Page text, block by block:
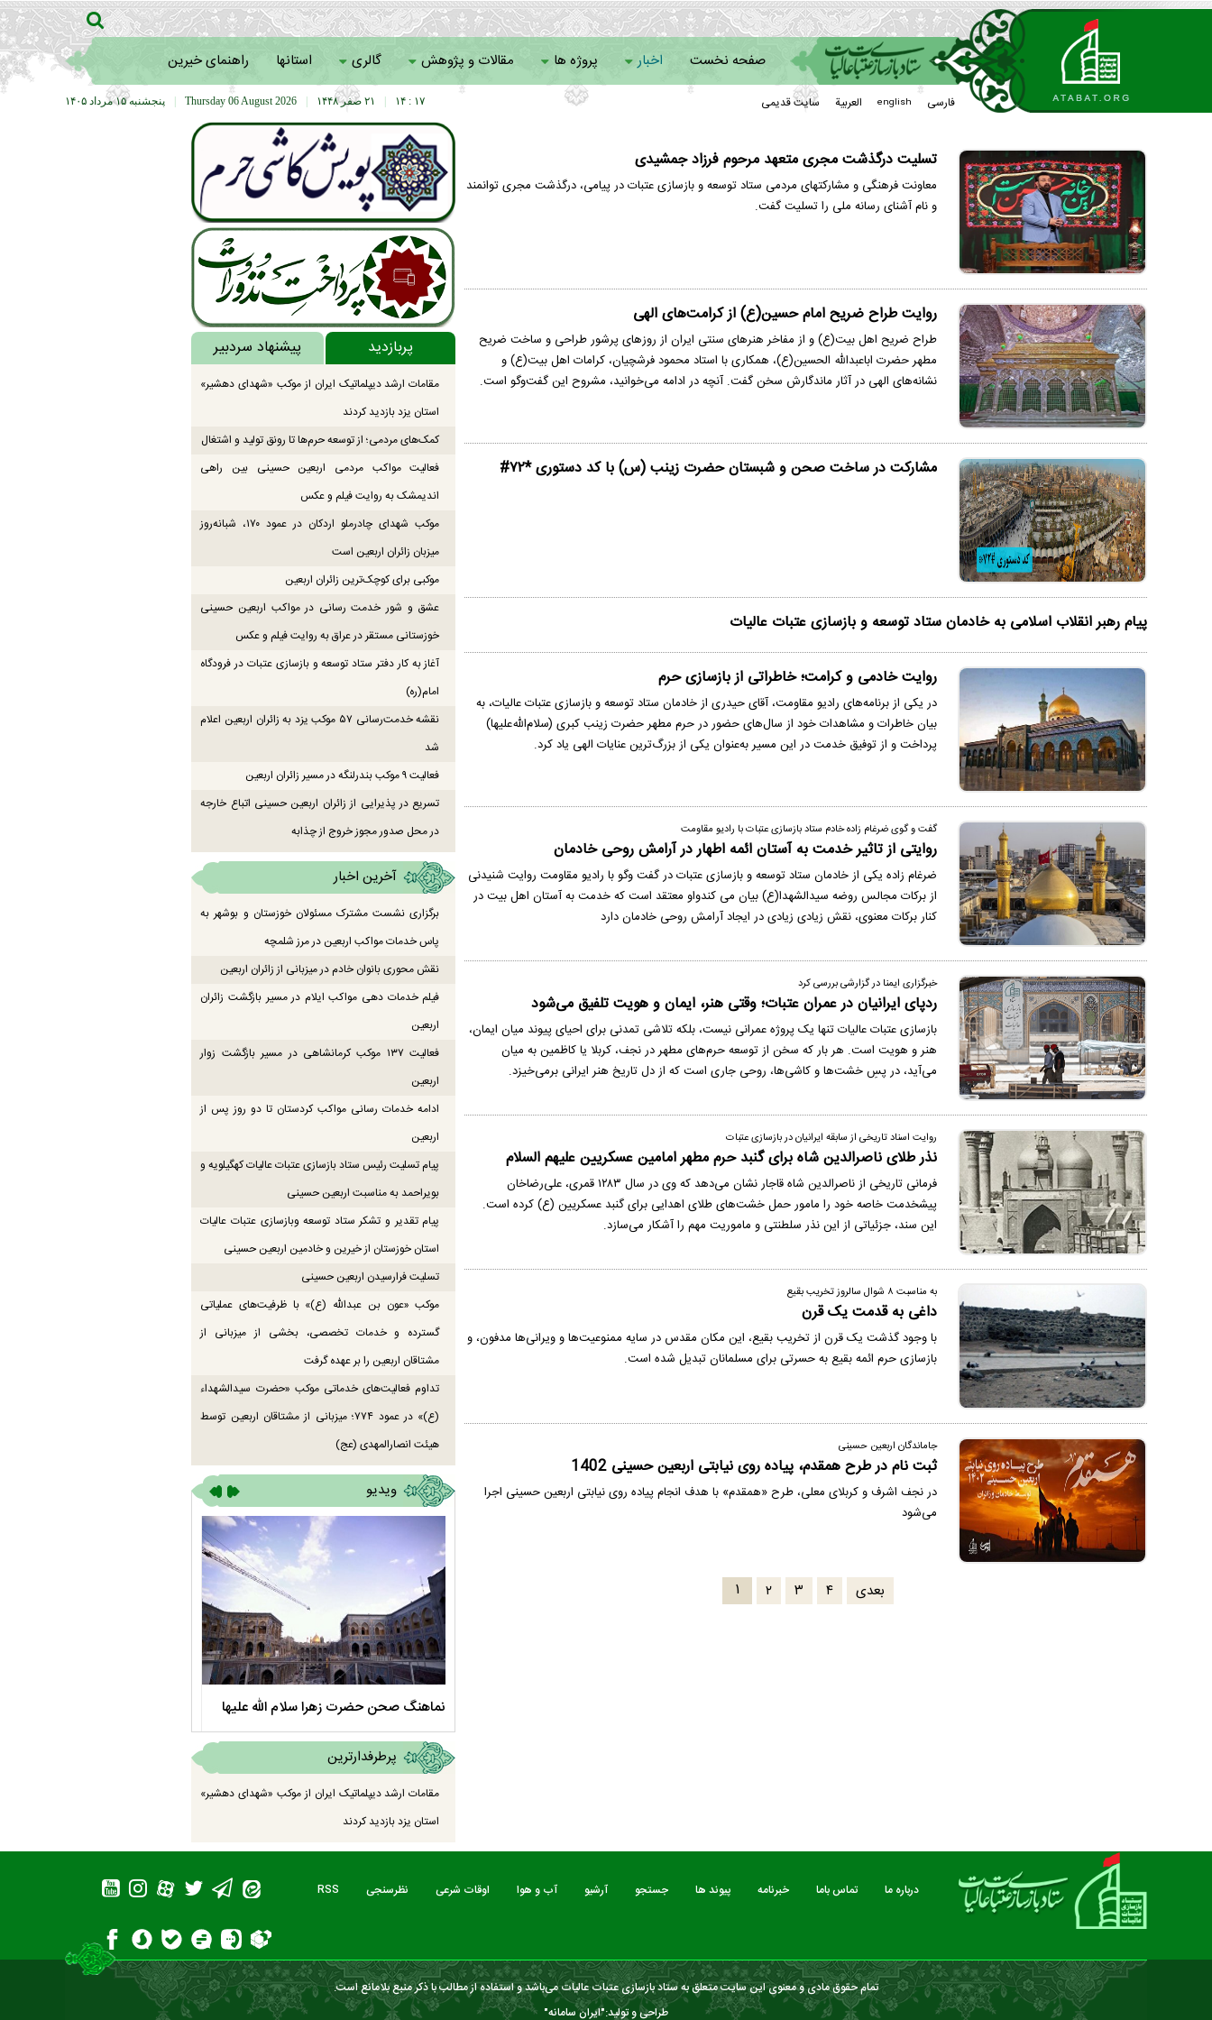
صفحه نخست اخبار پروژه ها مقالات و پژوهش گالری استانها راهنمای خیرین
سامانه خادمان فارسی english العربیة سایت قدیمی پنجشنبه ۱۵ مرداد ۱۴۰۵ Thursday 06 August 2026 ۲۱ صفر ۱۴۴۸ ۱۷ : ۱۴
تسلیت درگذشت مجری متعهد مرحوم فرزاد جمشیدی
معاونت فرهنگی و مشارکتهای مردمی ستاد توسعه و بازسازی عتبات در پیامی، درگذشت مجری توانمند
و نام آشنای رسانه ملی را تسلیت گفت.
روایت طراح ضریح امام حسین(ع) از کرامت‌های الهی
طراح ضریح اهل بیت(ع) و از مفاخر هنرهای سنتی ایران از روزهای پرشور طراحی و ساخت ضریح
مطهر حضرت اباعبدالله الحسین(ع)، همکاری با استاد محمود فرشچیان، کرامات اهل بیت(ع) و
نشانه‌های الهی در آثار ماندگارش سخن گفت. آنچه در ادامه می‌خوانید، مشروح این گفت‌وگو است.
مشارکت در ساخت صحن و شبستان حضرت زینب (س) با کد دستوری *۷۲#
پیام رهبر انقلاب اسلامی به خادمان ستاد توسعه و بازسازی عتبات عالیات
روایت خادمی و کرامت؛ خاطراتی از بازسازی حرم
در یکی از برنامه‌های رادیو مقاومت، آقای حیدری از خادمان ستاد توسعه و بازسازی عتبات عالیات، به
بیان خاطرات و مشاهدات خود از سال‌های حضور در حرم مطهر حضرت زینب کبری (سلام‌الله‌علیها)
پرداخت و از توفیق خدمت در این مسیر به‌عنوان یکی از بزرگ‌ترین عنایات الهی یاد کرد.
گفت و گوی ضرغام زاده خادم ستاد بازسازی عتبات با رادیو مقاومت
روایتی از تاثیر خدمت به آستان ائمه اطهار در آرامش روحی خادمان
ضرغام زاده یکی از خادمان ستاد توسعه و بازسازی عتبات در گفت وگو با رادیو مقاومت روایت شنیدنی
از برکات مجالس روضه سیدالشهدا(ع) بیان می کندواو معتقد است که خدمت به آستان اهل بیت در
کنار برکات معنوی، نقش زیادی زیادی در ایجاد آرامش روحی خادمان دارد
خبرگزاری ایمنا در گزارشی بررسی کرد
ردپای ایرانیان در عمران عتبات؛ وقتی هنر، ایمان و هویت تلفیق می‌شود
بازسازی عتبات عالیات تنها یک پروژه عمرانی نیست، بلکه تلاشی تمدنی برای احیای پیوند میان ایمان،
هنر و هویت است. هر بار که سخن از توسعه حرم‌های مطهر در نجف، کربلا یا کاظمین به میان
می‌آید، در پسِ خشت‌ها و کاشی‌ها، روحی جاری است که از دل تاریخ هنر ایرانی برمی‌خیزد.
روایت اسناد تاریخی از سابقه ایرانیان در بازسازی عتبات
نذر طلای ناصرالدین شاه برای گنبد حرم مطهر امامین عسکریین علیهم السلام
فرمانی تاریخی از ناصرالدین شاه قاجار نشان می‌دهد که وی در سال ۱۲۸۳ قمری، علی‌رضاخان
پیشخدمت خاصه خود را مامور حمل خشت‌های طلای اهدایی برای گنبد عسکریین (ع) کرده است.
این سند، جزئیاتی از این نذر سلطنتی و ماموریت مهم را آشکار می‌سازد.
به مناسبت ۸ شوال سالروز تخریب بقیع
داغی به قدمت یک قرن
با وجود گذشت یک قرن از تخریب بقیع، این مکان مقدس در سایه ممنوعیت‌ها و ویرانی‌ها مدفون، و
بازسازی حرم ائمه بقیع به حسرتی برای مسلمانان تبدیل شده است.
جاماندگان اربعین حسینی
ثبت نام در طرح همقدم، پیاده روی نیابتی اربعین حسینی 1402
در نجف اشرف و کربلای معلی، طرح «همقدم» با هدف انجام پیاده روی نیابتی اربعین حسینی اجرا
می‌شود
۱ ۲ ۳ ۴ بعدی
پربازدید پیشنهاد سردبیر
مقامات ارشد دیپلماتیک ایران از موکب «شهدای دهشیر»
استان یزد بازدید کردند
کمک‌های مردمی؛ از توسعه حرم‌ها تا رونق تولید و اشتغال
فعالیت مواکب مردمی اربعین حسینی بین راهی
اندیمشک به روایت فیلم و عکس
موکب شهدای چادرملو اردکان در عمود ۱۷۰، شبانه‌روز
میزبان زائران اربعین است
موکبی برای کوچک‌ترین زائران اربعین
عشق و شور خدمت رسانی در مواکب اربعین حسینی
خوزستانی مستقر در عراق به روایت فیلم و عکس
آغاز به کار دفتر ستاد توسعه و بازسازی عتبات در فرودگاه
امام(ره)
نقشه خدمت‌رسانی ۵۷ موکب یزد به زائران اربعین اعلام
شد
فعالیت ۹ موکب بندرلنگه در مسیر زائران اربعین
تسریع در پذیرایی از زائران اربعین حسینی اتباع خارجه
در محل صدور مجوز خروج از چذابه
آخرین اخبار
برگزاری نشست مشترک مسئولان خوزستان و بوشهر به
پاس خدمات مواکب اربعین در مرز شلمچه
نقش محوری بانوان خادم در میزبانی از زائران اربعین
فیلم خدمات دهی مواکب ایلام در مسیر بازگشت زائران
اربعین
فعالیت ۱۳۷ موکب کرمانشاهی در مسیر بازگشت زوار
اربعین
ادامه خدمات رسانی مواکب کردستان تا دو روز پس از
اربعین
پیام تسلیت رئیس ستاد بازسازی عتبات عالیات کهگیلویه و
بویراحمد به مناسبت اربعین حسینی
پیام تقدیر و تشکر ستاد توسعه وبازسازی عتبات عالیات
استان خوزستان از خیرین و خادمین اربعین حسینی
تسلیت فرارسیدن اربعین حسینی
موکب «عون بن عبدالله (ع)» با ظرفیت‌های عملیاتی
گسترده و خدمات تخصصی، بخشی از میزبانی از
مشتاقان اربعین را بر عهده گرفت
تداوم فعالیت‌های خدماتی موکب «حضرت سیدالشهداء
(ع)» در عمود ۷۷۴؛ میزبانی از مشتاقان اربعین توسط
هیئت انصارالمهدی (عج)
ویدیو
نماهنگ صحن حضرت زهرا سلام الله علیها
پرطرفدارترین
مقامات ارشد دیپلماتیک ایران از موکب «شهدای دهشیر»
استان یزد بازدید کردند
درباره ما تماس باما خبرنامه پیوند ها جستجو آرشیو آب و هوا اوقات شرعی نظرسنجی RSS
درباره ما تماس باما خبرنامه
تمام حقوق مادی و معنوی این سایت متعلق به ستاد بازسازی عتبات عالیات می‌باشد و استفاده از مطالب با ذکر منبع بلامانع است.
طراحی و تولید:"ایران سامانه"